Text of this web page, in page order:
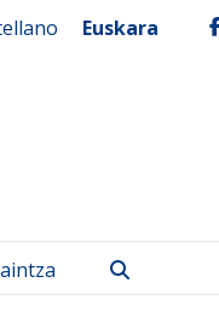
Euskara